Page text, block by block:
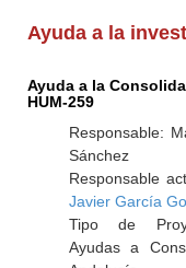
Ayuda a la
Ayuda a la
HUM-259
Responsable:
Sánchez
Responsable
Javier García
Tipo de
Ayudas a